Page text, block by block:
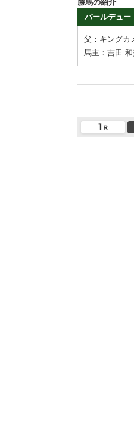
勝馬の紹介
パールデュー
父：キングカ
馬主：吉田